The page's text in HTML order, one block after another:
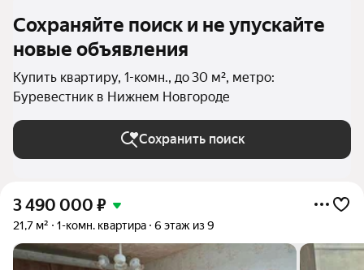
Сохраняйте поиск и не упускайте
новые объявления
Купить квартиру, 1-комн., до 30 м², метро:
Буревестник в Нижнем Новгороде
Сохранить поиск
3 490 000 ₽
21,7 м² 1-комн. квартира 6 этаж из 9